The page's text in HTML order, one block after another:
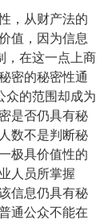
，从财产法的
值，因为信息
，在这一点上商
密的秘密性通
众的范围却成为
是否仍具有秘
数不是判断秘
极具价值性的
人员所掌握
信息仍具有秘
通公众不能在